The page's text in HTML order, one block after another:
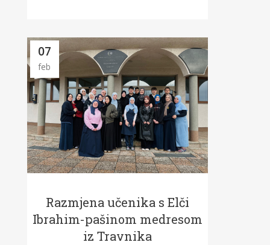
07
feb
Razmjena učenika s Elči
Ibrahim-pašinom medresom
iz Travnika